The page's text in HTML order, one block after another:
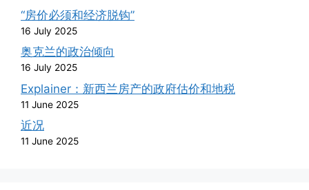
“房价必须和经济脱钩”
16 July 2025
奥克兰的政治倾向
16 July 2025
Explainer：新西兰房产的政府估价和地税
11 June 2025
近况
11 June 2025